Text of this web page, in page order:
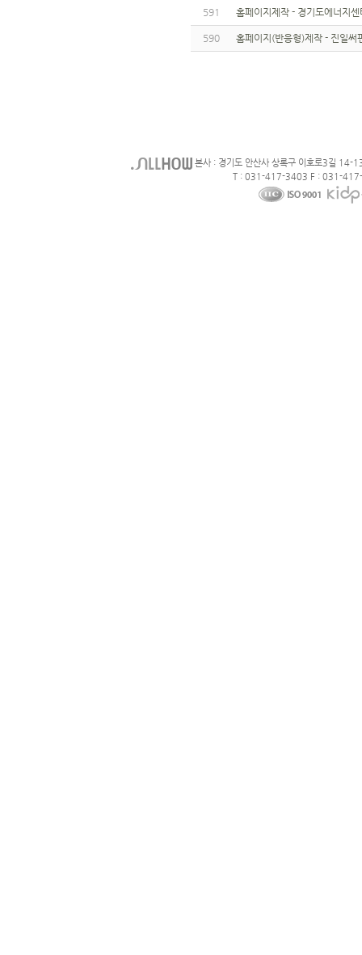
591 홈페이지제작 - 경기도에너지센
590 홈페이지(반응형)제작 - 진일써
본사 : 경기도 안산사 상록구 이호로3길 14-
T : 031-417-3403 F : 031-